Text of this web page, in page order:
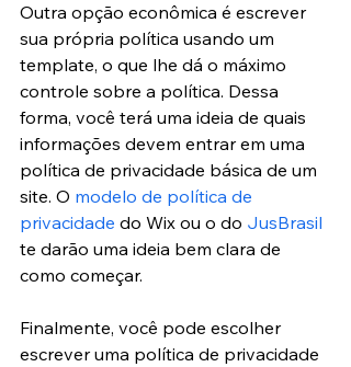
Outra opção econômica é escrever
sua própria política usando um
template, o que lhe dá o máximo
controle sobre a política. Dessa
forma, você terá uma ideia de quais
informações devem entrar em uma
política de privacidade básica de um
site. O modelo de política de
privacidade do Wix ou o do JusBrasil
te darão uma ideia bem clara de
como começar.
Finalmente, você pode escolher
escrever uma política de privacidade